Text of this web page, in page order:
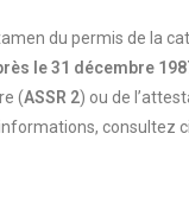
du permis de la
le 31 décembre
(ASSR 2) ou de
consultez